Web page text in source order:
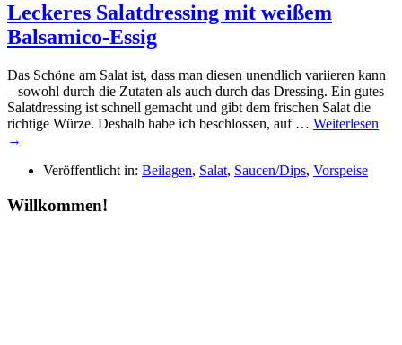
Leckeres Salatdressing mit weißem
Balsamico-Essig
Das Schöne am Salat ist, dass man diesen unendlich variieren kann
– sowohl durch die Zutaten als auch durch das Dressing. Ein gutes
Salatdressing ist schnell gemacht und gibt dem frischen Salat die
richtige Würze. Deshalb habe ich beschlossen, auf … Weiterlesen
→
Veröffentlicht in: Beilagen, Salat, Saucen/Dips, Vorspeise
Willkommen!